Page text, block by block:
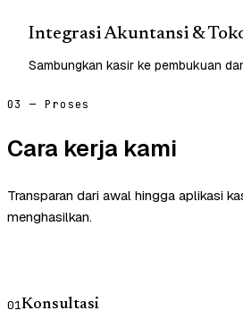
Integrasi Akuntansi &
Sambungkan kasir ke pembukuan
03 — Proses
Cara kerja kami
Transparan dari awal hingga aplikasi
menghasilkan.
01Konsultasi